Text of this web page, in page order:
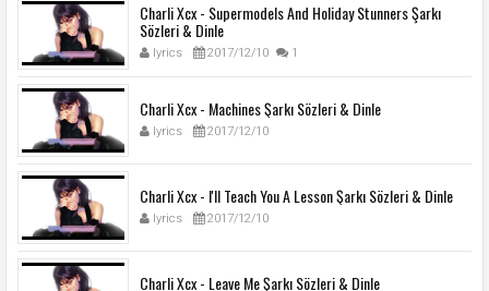
Charli Xcx - Supermodels And Holiday Stunners Şarkı
Sözleri & Dinle
lyrics 2017/12/10 1
Charli Xcx - Machines Şarkı Sözleri & Dinle
lyrics 2017/12/10
Charli Xcx - I'll Teach You A Lesson Şarkı Sözleri & Dinle
lyrics 2017/12/10
Charli Xcx - Leave Me Şarkı Sözleri & Dinle